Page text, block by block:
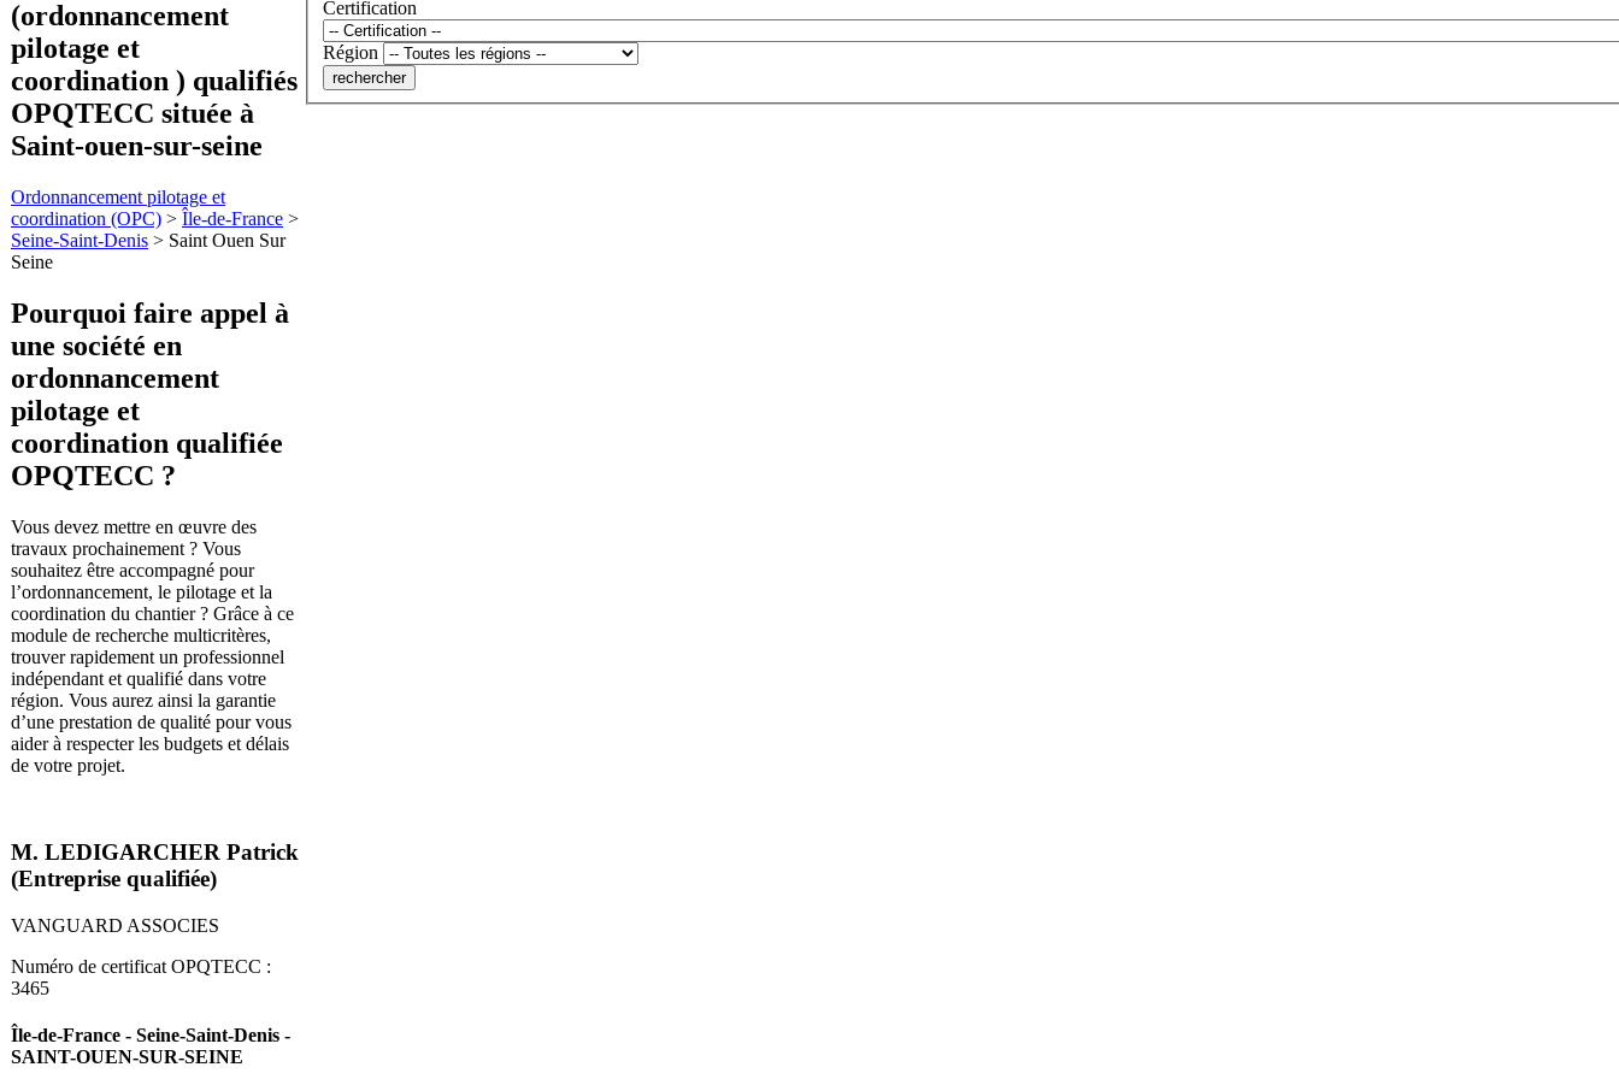
(ordonnancement
pilotage et
coordination ) qualifiés
OPQTECC située à
Saint-ouen-sur-seine
Ordonnancement pilotage et
coordination (OPC) > Île-de-France >
Seine-Saint-Denis > Saint Ouen Sur
Seine
Pourquoi faire appel à
une société en
ordonnancement
pilotage et
coordination qualifiée
OPQTECC ?
Vous devez mettre en œuvre des
travaux prochainement ? Vous
souhaitez être accompagné pour
l’ordonnancement, le pilotage et la
coordination du chantier ? Grâce à ce
module de recherche multicritères,
trouver rapidement un professionnel
indépendant et qualifié dans votre
région. Vous aurez ainsi la garantie
d’une prestation de qualité pour vous
aider à respecter les budgets et délais
de votre projet.
M. LEDIGARCHER Patrick
(Entreprise qualifiée)
VANGUARD ASSOCIES
Numéro de certificat OPQTECC :
3465
Île-de-France - Seine-Saint-Denis -
SAINT-OUEN-SUR-SEINE
Certification
Région